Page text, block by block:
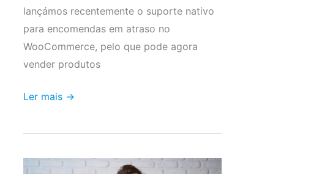
lançámos recentemente o suporte nativo
para encomendas em atraso no
WooCommerce, pelo que pode agora
vender produtos
Ler mais →
Como